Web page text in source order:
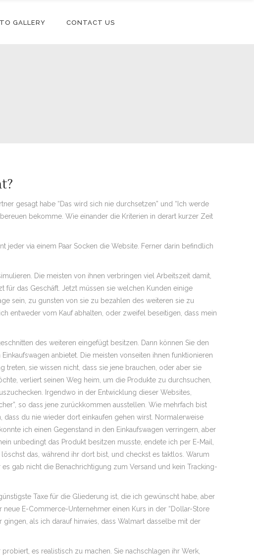
GALLERY CONTACT US
gesagt habe “Das wird sich nie durchsetzen” und “Ich werde
bekomme. Wie einander die Kriterien in derart kurzer Zeit
jeder via einem Paar Socken die Website. Ferner darin befindlich
Die meisten von ihnen verbringen viel Arbeitszeit damit,
für das Geschäft. Jetzt müssen sie welchen Kunden einige
sein, zu gunsten von sie zu bezahlen des weiteren sie zu
entweder vom Kauf abhalten, oder zweifel beseitigen, dass mein
des weiteren eingefügt besitzen. Dann können Sie den
anbietet. Die meisten vonseiten ihnen funktionieren
sie wissen nicht, dass sie jene brauchen, oder aber sie
verliert seinen Weg heim, um die Produkte zu durchsuchen,
Irgendwo in der Entwicklung dieser Websites,
so dass jene zurückkommen ausstellen. Wie mehrfach bist
du nie wieder dort einkaufen gehen wirst. Normalerweise
ich einen Gegenstand in den Einkaufswagen verringern, aber
unbedingt das Produkt besitzen musste, endete ich per E-Mail,
das, während ihr dort bist, und checkst es taktlos. Warum
gab nicht die Benachrichtigung zum Versand und kein Tracking-
Taxe für die Gliederung ist, die ich gewünscht habe, aber
E-Commerce-Unternehmer einen Kurs in der “Dollar-Store
als ich darauf hinwies, dass Walmart dasselbe mit der
es realistisch zu machen. Sie nachschlagen ihr Werk,